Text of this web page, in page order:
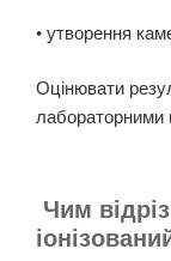
• утворення
Оцінювати
лабораторними
Чим